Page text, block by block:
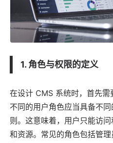
1. 角色与权限的定义
在设计 CMS 系统时，首先需
不同的用户角色应当具备不
则。这意味着，用户只能访
和资源。常见的角色包括管